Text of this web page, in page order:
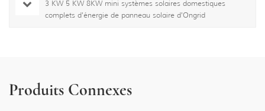
3 KW 5 KW 8KW mini systèmes solaires domestiques
complets d'énergie de panneau solaire d'Ongrid
Produits Connexes